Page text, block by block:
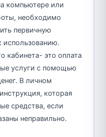
компьютере или
необходимо
первичную
использованию.
кабинета- это оплата
услуги с помощью
В личном
которая
средства, если
неправильно.